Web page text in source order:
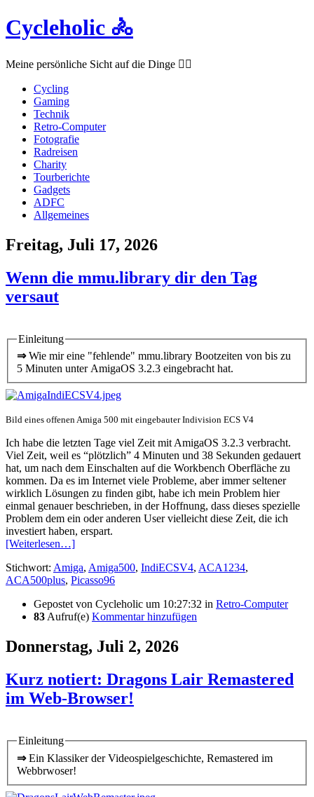
Cycleholic 🚴
Meine persönliche Sicht auf die Dinge ☝🏻
Cycling
Gaming
Technik
Retro-Computer
Fotografie
Radreisen
Charity
Tourberichte
Gadgets
ADFC
Allgemeines
Freitag, Juli 17, 2026
Wenn die mmu.library dir den Tag
versaut
Einleitung
⇒Wie mir eine "fehlende" mmu.library Bootzeiten von bis zu
5 Minuten unter AmigaOS 3.2.3 eingebracht hat.
Bild eines offenen Amiga 500 mit eingebauter Indivision ECS V4
Ich habe die letzten Tage viel Zeit mit AmigaOS 3.2.3 verbracht.
Viel Zeit, weil es “plötzlich” 4 Minuten und 38 Sekunden gedauert
hat, um nach dem Einschalten auf die Workbench Oberfläche zu
kommen. Da es im Internet viele Probleme, aber immer seltener
wirklich Lösungen zu finden gibt, habe ich mein Problem hier
einmal genauer beschrieben, in der Hoffnung, dass dieses spezielle
Problem dem ein oder anderen User vielleicht diese Zeit, die ich
investiert haben, erspart.
[Weiterlesen…]
Stichwort: Amiga, Amiga500, IndiECSV4, ACA1234,
ACA500plus, Picasso96
Gepostet von Cycleholic um 10:27:32 in Retro-Computer
83 Aufruf(e) Kommentar hinzufügen
Donnerstag, Juli 2, 2026
Kurz notiert: Dragons Lair Remastered
im Web-Browser!
Einleitung
⇒Ein Klassiker der Videospielgeschichte, Remastered im
Webbrwoser!